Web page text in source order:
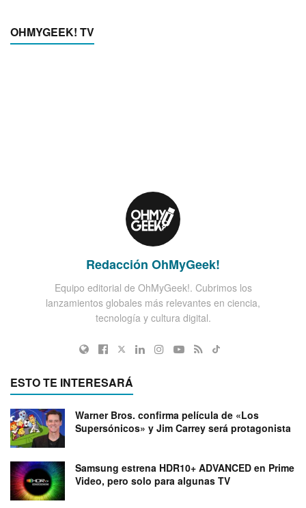
OHMYGEEK! TV
Redacción OhMyGeek!
Equipo editorial de OhMyGeek!. Cubrimos los
lanzamientos globales más relevantes en ciencia,
tecnología y cultura digital.
ESTO TE INTERESARÁ
Warner Bros. confirma película de «Los
Supersónicos» y Jim Carrey será protagonista
Samsung estrena HDR10+ ADVANCED en Prime
Video, pero solo para algunas TV